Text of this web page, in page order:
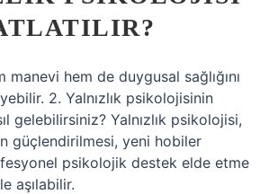
manevi hem de duygusal sağlığını
2. Yalnızlık psikolojisinin
gelebilirsiniz? Yalnızlık psikolojisi,
güçlendirilmesi, yeni hobiler
psikolojik destek elde etme
aşılabilir.